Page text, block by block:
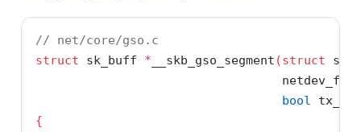
// net/core/gso.c
struct sk_buff * __skb_gso_segment (struct
bool
{